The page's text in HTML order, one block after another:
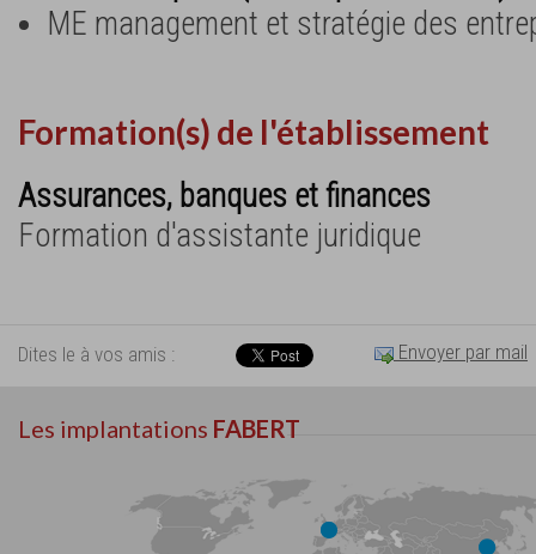
ME management et stratégie des
Formation(s) de l'établissement
Assurances, banques et finances
Formation d'assistante juridique
Dites le à vos amis : Envoyer par mail
Les implantations FABERT